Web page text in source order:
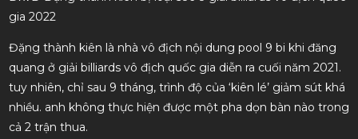
gia 2022
Đặng thành kiên là nhà vô địch nội dung pool 9 bi khi đăng
quang ở giải billiards vô địch quốc gia diễn ra cuối năm 2021.
tuy nhiên, chỉ sau 9 tháng, trình độ của ‘kiên lé’ giảm sút khá
nhiều. anh không thực hiện được một pha dọn bàn nào trong
cả 2 trận thua.